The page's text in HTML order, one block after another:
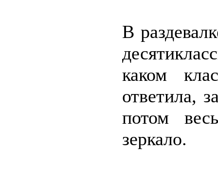
В
каком
ответила,
потом
зеркало.